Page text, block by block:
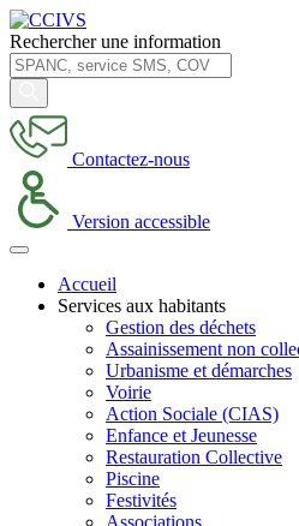
Rechercher une information
Contactez-nous
Version accessible
Accueil
Services aux habitants
Gestion des déchets
Assainissement non
Urbanisme et démarches
Voirie
Action Sociale (CIAS)
Enfance et Jeunesse
Restauration Collective
Piscine
Festivités
Associations